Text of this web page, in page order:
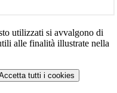
utilizzati si avvalgono di
alle finalità illustrate nella
tutti i cookies